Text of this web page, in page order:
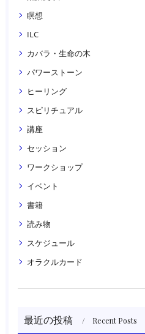
瞑想
ILC
カバラ・生命の木
パワーストーン
ヒーリング
スピリチュアル
講座
セッション
ワークショップ
イベント
書籍
読み物
スケジュール
オラクルカード
最近の投稿 Recent Posts